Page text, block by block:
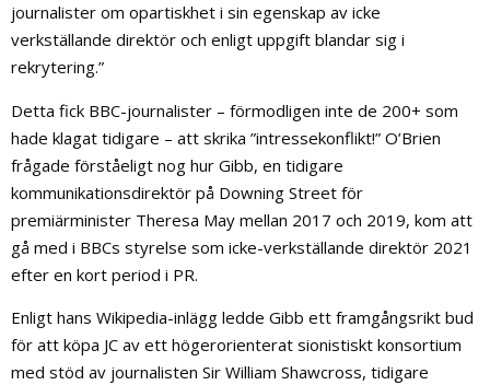
journalister om opartiskhet i sin egenskap av icke
verkställande direktör och enligt uppgift blandar sig i
rekrytering.”
Detta fick BBC-journalister – förmodligen inte de 200+ som
hade klagat tidigare – att skrika ”intressekonflikt!” O’Brien
frågade förståeligt nog hur Gibb, en tidigare
kommunikationsdirektör på Downing Street för
premiärminister Theresa May mellan 2017 och 2019, kom att
gå med i BBCs styrelse som icke-verkställande direktör 2021
efter en kort period i PR.
Enligt hans Wikipedia-inlägg ledde Gibb ett framgångsrikt bud
för att köpa JC av ett högerorienterat sionistiskt konsortium
med stöd av journalisten Sir William Shawcross, tidigare